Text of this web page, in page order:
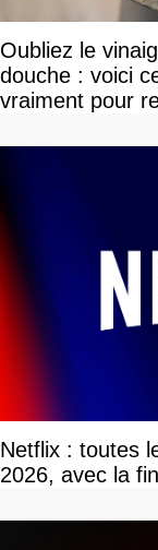
Oubliez le
douche : voici
vraiment pour
Netflix : toutes
2026, avec la